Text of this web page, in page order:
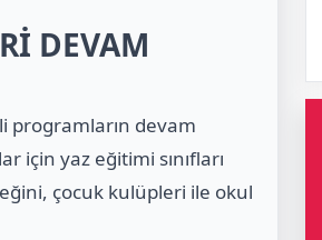
DEVAM
programların devam
için yaz eğitimi sınıfları
çocuk kulüpleri ile okul